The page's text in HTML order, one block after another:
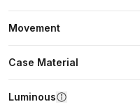
Movement
Case Material
Luminous